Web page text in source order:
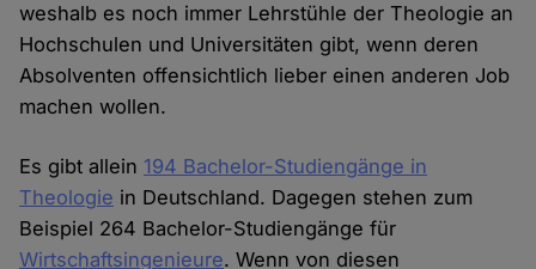
weshalb es noch immer Lehrstühle der Theologie an
Hochschulen und Universitäten gibt, wenn deren
Absolventen offensichtlich lieber einen anderen Job
machen wollen.
Es gibt allein 194 Bachelor-Studiengänge in
Theologie in Deutschland. Dagegen stehen zum
Beispiel 264 Bachelor-Studiengänge für
Wirtschaftsingenieure. Wenn von diesen